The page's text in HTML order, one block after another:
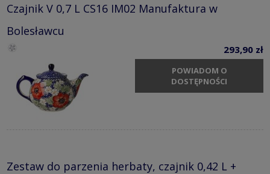
Czajnik V 0,7 L CS16 IM02 Manufaktura w
Bolesławcu
293,90 zł
POWIADOM O
DOSTĘPNOŚCI
Zestaw do parzenia herbaty, czajnik 0,42 L +